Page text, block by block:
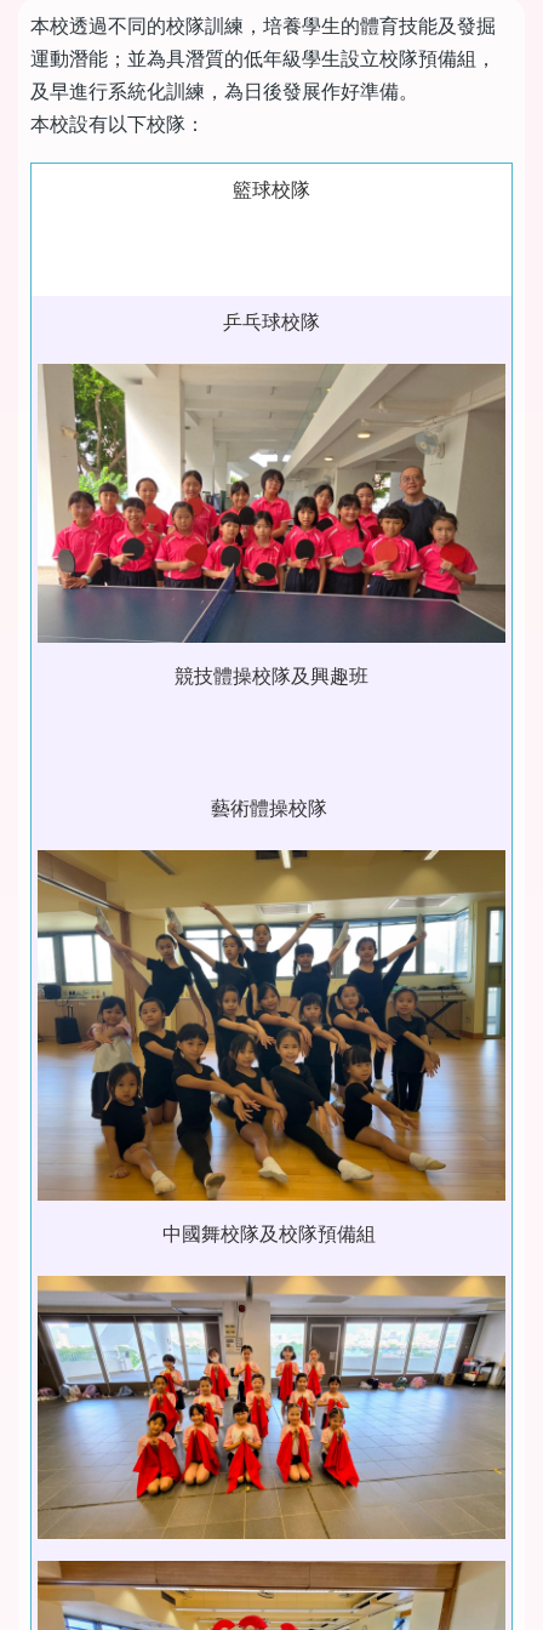
本校透過不同的校隊訓練，培養學生的體育技能及發掘
運動潛能；並為具潛質的低年級學生設立校隊預備組，
及早進行系統化訓練，為日後發展作好準備。
本校設有以下校隊：
籃球校隊
乒乓球校隊
競技體操校隊及興趣班
藝術體操校隊
中國舞校隊及校隊預備組